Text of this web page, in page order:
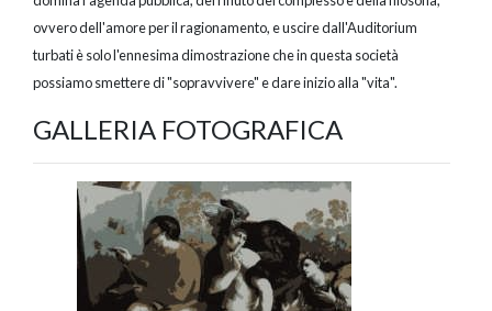
ovvero dell'amore per il ragionamento, e uscire dall'Auditorium
turbati è solo l'ennesima dimostrazione che in questa società
possiamo smettere di "sopravvivere" e dare inizio alla "vita".
GALLERIA FOTOGRAFICA